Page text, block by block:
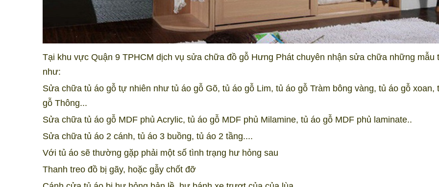
Tại khu vực Quận 9 TPHCM dịch vụ sửa chữa đồ gỗ Hưng Phát chuyên nhận sửa chữa những mẫu
như:
Sửa chữa tủ áo gỗ tự nhiên như tủ áo gỗ Gõ, tủ áo gỗ Lim, tủ áo gỗ Tràm bông vàng, tủ áo gỗ xoan,
gỗ Thông...
Sửa chữa tủ áo gỗ MDF phủ Acrylic, tủ áo gỗ MDF phủ Milamine, tủ áo gỗ MDF phủ laminate..
Sửa chữa tủ áo 2 cánh, tủ áo 3 buồng, tủ áo 2 tầng....
Với tủ áo sẽ thường gặp phải một số tình trạng hư hỏng sau
Thanh treo đồ bị gãy, hoặc gẫy chốt đỡ